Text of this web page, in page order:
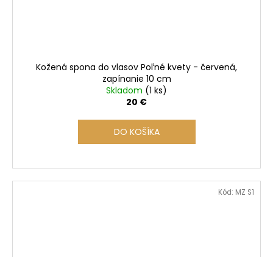
Kožená spona do vlasov Poľné kvety - červená,
zapínanie 10 cm
Skladom (1 ks)
20 €
DO KOŠÍKA
Kód: MZ S1